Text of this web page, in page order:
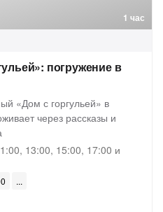
1 час
погружение в
«Дом с горгульей» в
через рассказы и
13:00, 15:00, 17:00 и